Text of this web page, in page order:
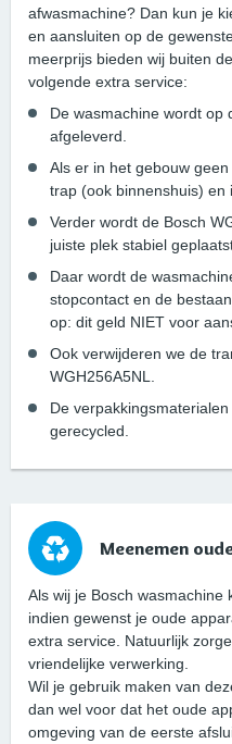
afwasmachine? Dan kun je
en aansluiten op de
meerprijs bieden wij buiten
volgende extra service:
De wasmachine wordt op
afgeleverd.
Als er in het gebouw
trap (ook binnenshuis) en
Verder wordt de Bosch
juiste plek stabiel
Daar wordt de
stopcontact en de
op: dit geld NIET voor
Ook verwijderen we de
WGH256A5NL.
De
gerecycled.
Meenemen
Als wij je Bosch
indien gewenst je oude
extra service. Natuurlijk
vriendelijke verwerking.
Wil je gebruik maken van
dan wel voor dat het oude
omgeving van de eerste